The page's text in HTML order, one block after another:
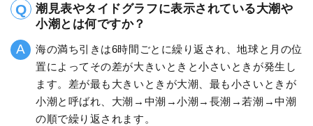
潮見表やタイドグラフに表示されている大潮や
小潮とは何ですか？
海の満ち引きは6時間ごとに繰り返され、地球と月の位
置によってその差が大きいときと小さいときが発生し
ます。差が最も大きいときが大潮、最も小さいときが
小潮と呼ばれ、大潮→中潮→小潮→長潮→若潮→中潮
の順で繰り返されます。